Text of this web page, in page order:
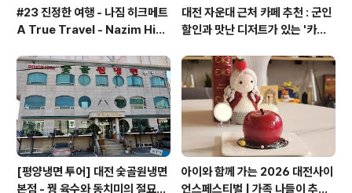
#23 진정한 여행 - 나짐 히크메트
A True Travel - Nazim Hik
대전 자운대 근처 카페 추천 : 군인
할인과 맛난 디저트가 있는 '카페
[평양냉면 투어] 대전 숯골원냉면
본점 - 꿩 육수와 동치미의 절묘한
아이와 함께 가는 2026 대전사이
언스페스티벌 | 가족 나들이 추천